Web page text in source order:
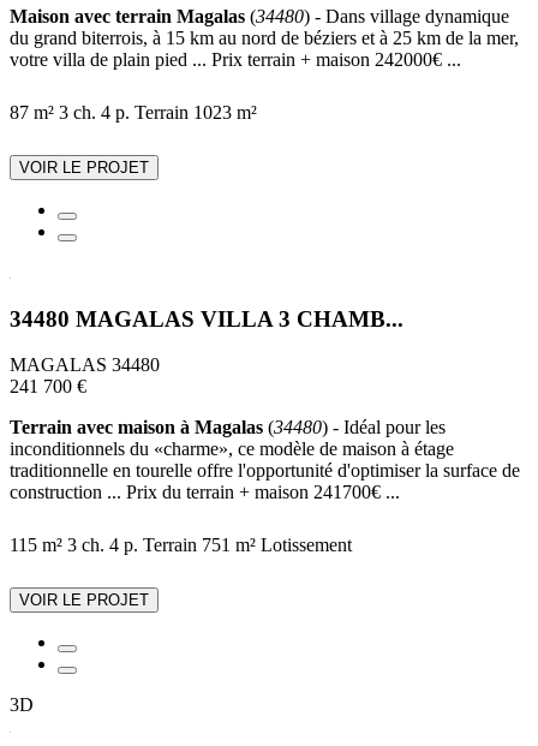
Maison avec terrain Magalas (34480) - Dans village dynamique
du grand biterrois, à 15 km au nord de béziers et à 25 km de la mer,
votre villa de plain pied ... Prix terrain + maison 242000€ ...
87 m² 3 ch. 4 p. Terrain 1023 m²
VOIR LE PROJET
34480 MAGALAS VILLA 3 CHAMB...
MAGALAS 34480
241 700 €
Terrain avec maison à Magalas (34480) - Idéal pour les
inconditionnels du «charme», ce modèle de maison à étage
traditionnelle en tourelle offre l'opportunité d'optimiser la surface de
construction ... Prix du terrain + maison 241700€ ...
115 m² 3 ch. 4 p. Terrain 751 m² Lotissement
VOIR LE PROJET
3D